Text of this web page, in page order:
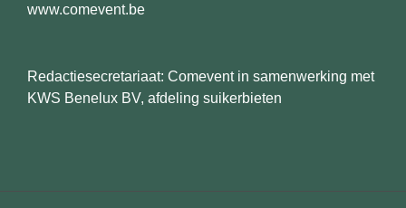
www.comevent.be
Redactiesecretariaat: Comevent in samenwerking met
KWS Benelux BV, afdeling suikerbieten